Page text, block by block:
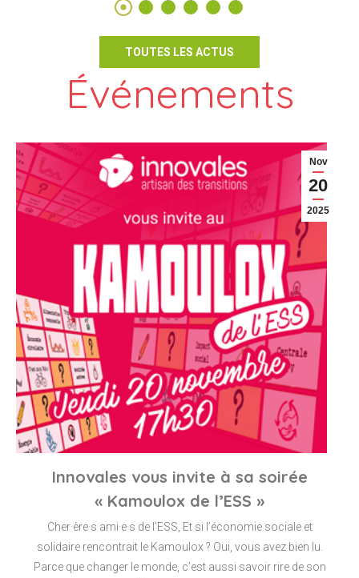
TOUTES LES ACTUS
Événements
Nov
20
2025
Innovales vous invite à sa soirée
« Kamoulox de l’ESS »
Cher·ère·s ami·e·s de l’ESS, Et si l’économie sociale et
solidaire rencontrait le Kamoulox ? Oui, vous avez bien lu.
Parce que changer le monde, c’est aussi savoir rire de son